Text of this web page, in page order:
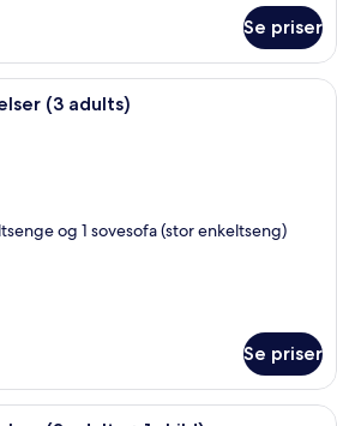
Se priser
2 soveværelser, pengeskab på
(3 adults)
og 1 sovesofa (stor enkeltseng)
Se priser
2 soveværelser, pengeskab på